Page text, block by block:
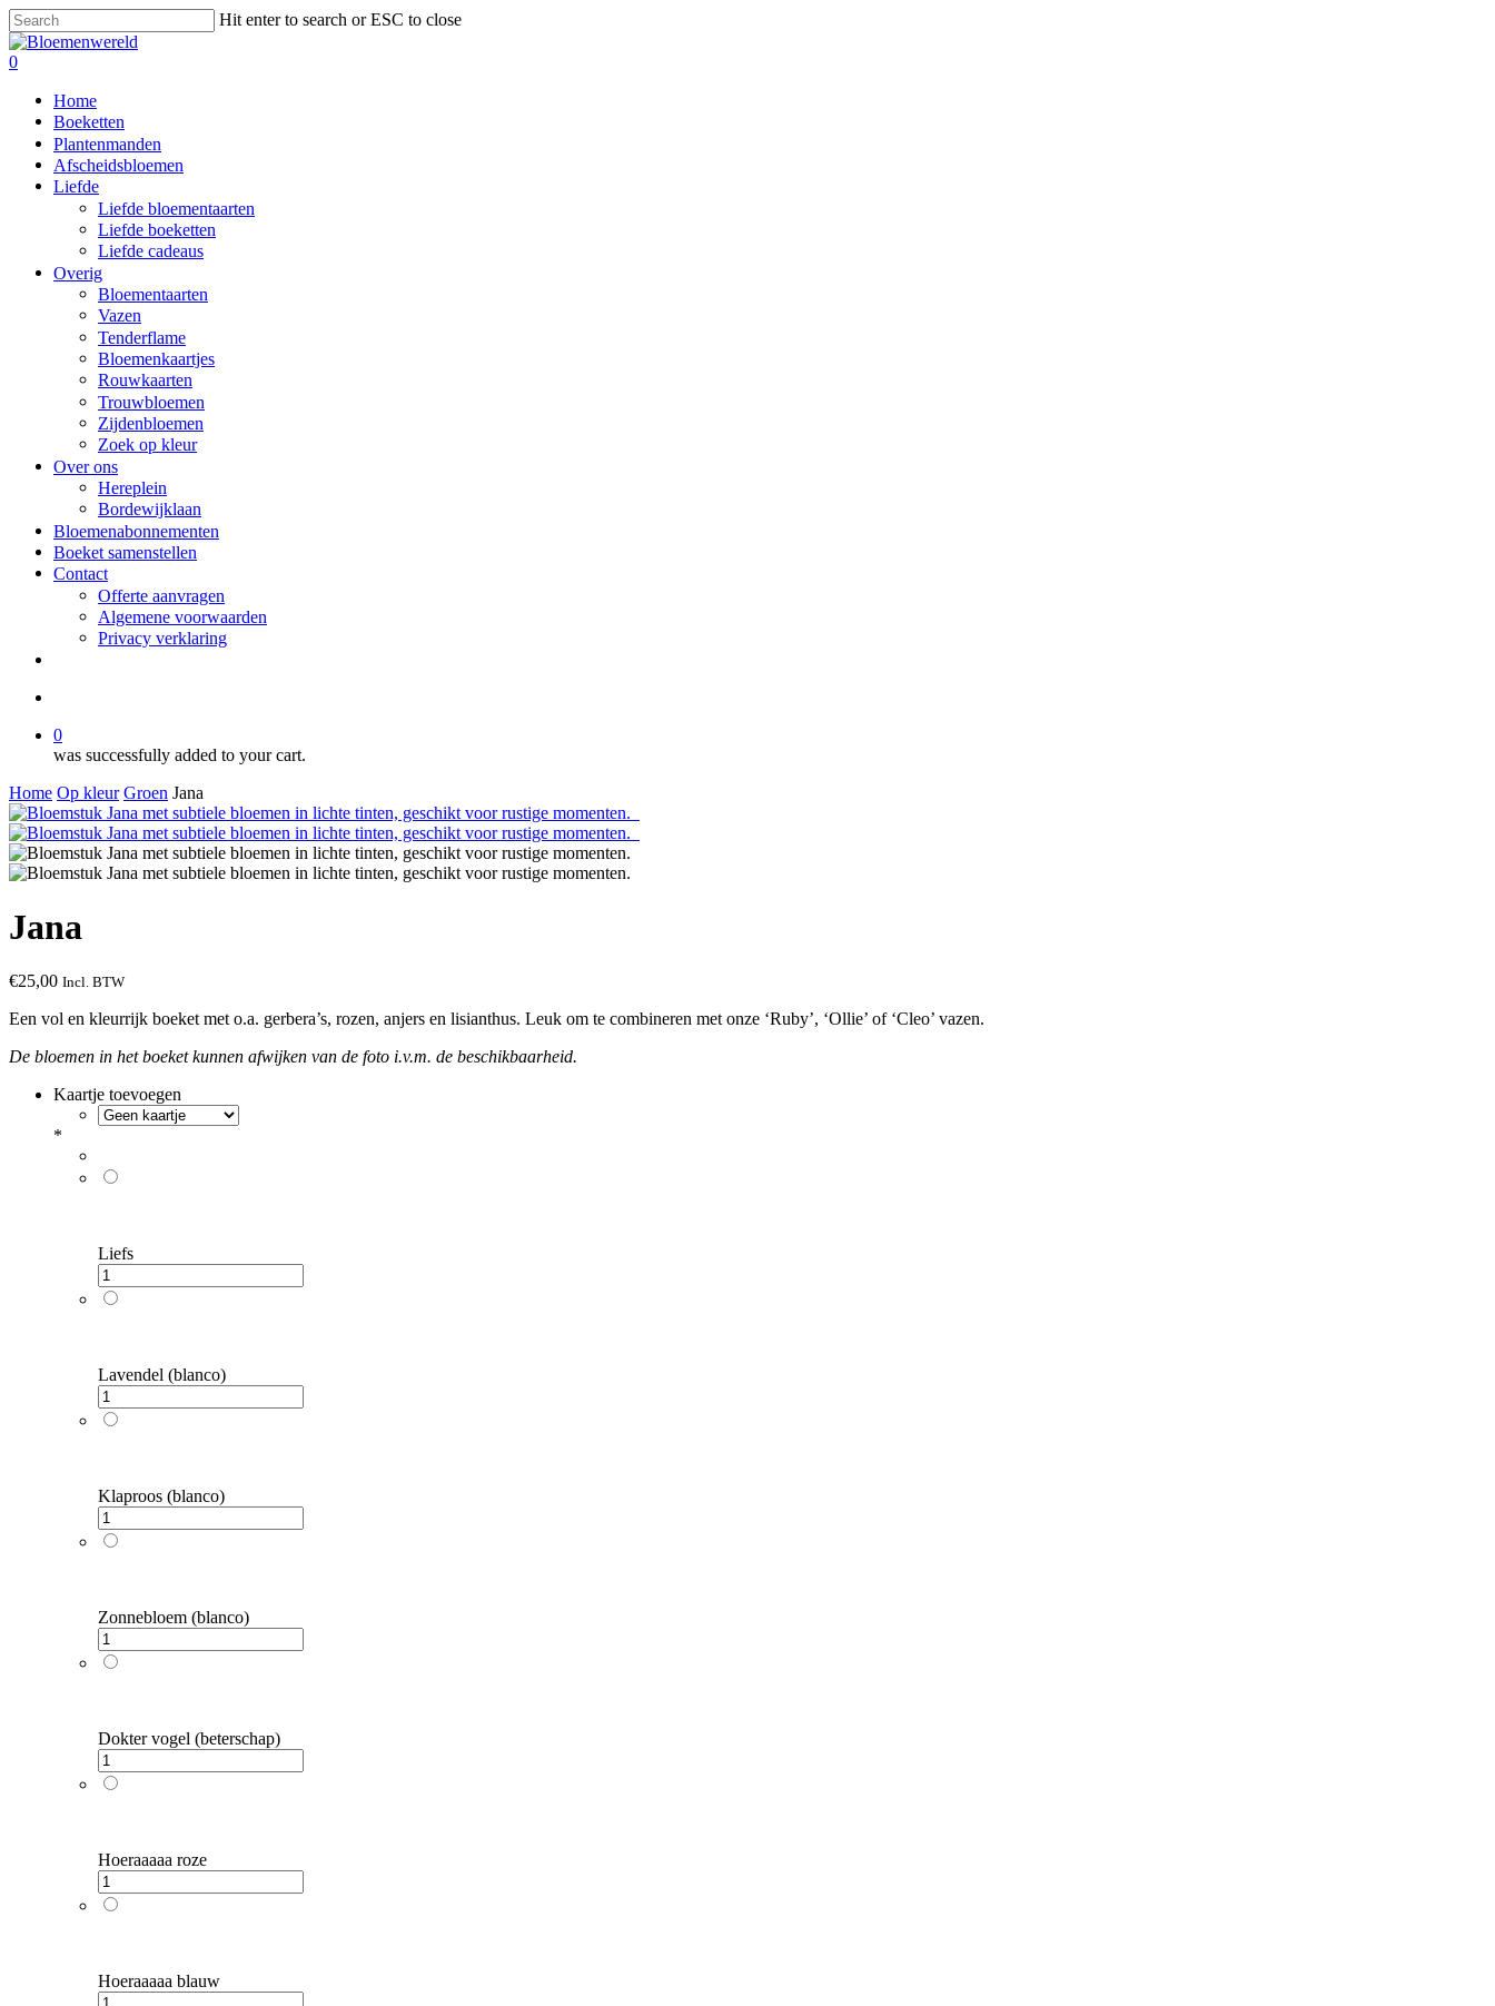
Skip
to
main
Hit enter to search or ESC to close
Close
Search
search
0
Home
Boeketten
Plantenmanden
Afscheidsbloemen
Liefde
Liefde bloementaarten
Liefde boeketten
Liefde cadeaus
Overig
Bloementaarten
Vazen
Tenderflame
Bloemenkaartjes
Rouwkaarten
Trouwbloemen
Zijdenbloemen
Zoek op kleur
Over ons
Hereplein
Bordewijklaan
Bloemenabonnementen
Boeket samenstellen
Contact
Offerte aanvragen
Algemene voorwaarden
Privacy verklaring
0
was successfully added to your cart.
Home Op kleur Groen Jana
Jana
€25,00 Incl. BTW
Een vol en kleurrijk boeket met o.a. gerbera’s, rozen, anjers en lisianthus. Leuk om te combineren met onze ‘Ruby’, ‘Ollie’ of ‘Cleo’ vazen.
De bloemen in het boeket kunnen afwijken van de foto i.v.m. de beschikbaarheid.
Kaartje toevoegen
*
Liefs
Lavendel (blanco)
Klaproos (blanco)
Zonnebloem (blanco)
Dokter vogel (beterschap)
Hoeraaaaa roze
Hoeraaaaa blauw